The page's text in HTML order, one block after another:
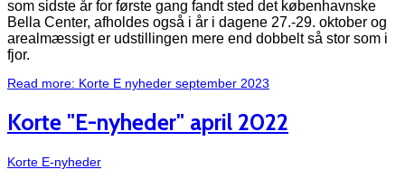
som sidste år for første gang fandt sted det københavnske
Bella Center, afholdes også i år i dagene 27.-29. oktober og
arealmæssigt er udstillingen mere end dobbelt så stor som i
fjor.
Read more: Korte E nyheder september 2023
Korte "E-nyheder" april 2022
Korte E-nyheder